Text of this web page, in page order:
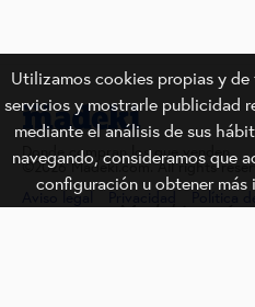
Utilizamos cookies propias y
servicios y mostrarle publicidad
mediante el análisis de sus
navegando, consideramos que
configuración u obtener más
Donde compran los que venden.
©2026 Madeki.com. All rights
Aviso legal
Madeki está